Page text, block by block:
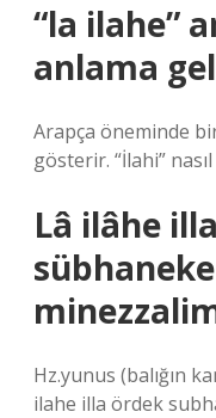
“la ilahe”
anlama
Arapça öneminde
gösterir. “İlahi”
Lâ ilâhe
Hz.yunus (balığın
ilahe illa ördek